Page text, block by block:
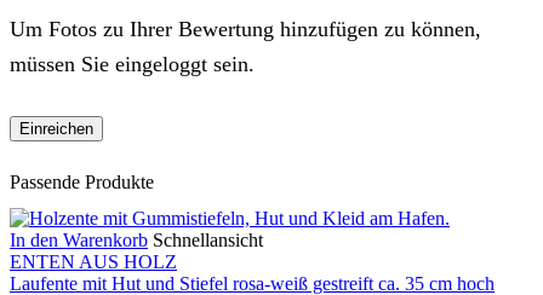
Um Fotos zu Ihrer Bewertung hinzufügen zu können,
müssen Sie eingeloggt sein.
Passende Produkte
In den Warenkorb Schnellansicht
ENTEN AUS HOLZ
Laufente mit Hut und Stiefel rosa-weiß gestreift ca. 35 cm hoch